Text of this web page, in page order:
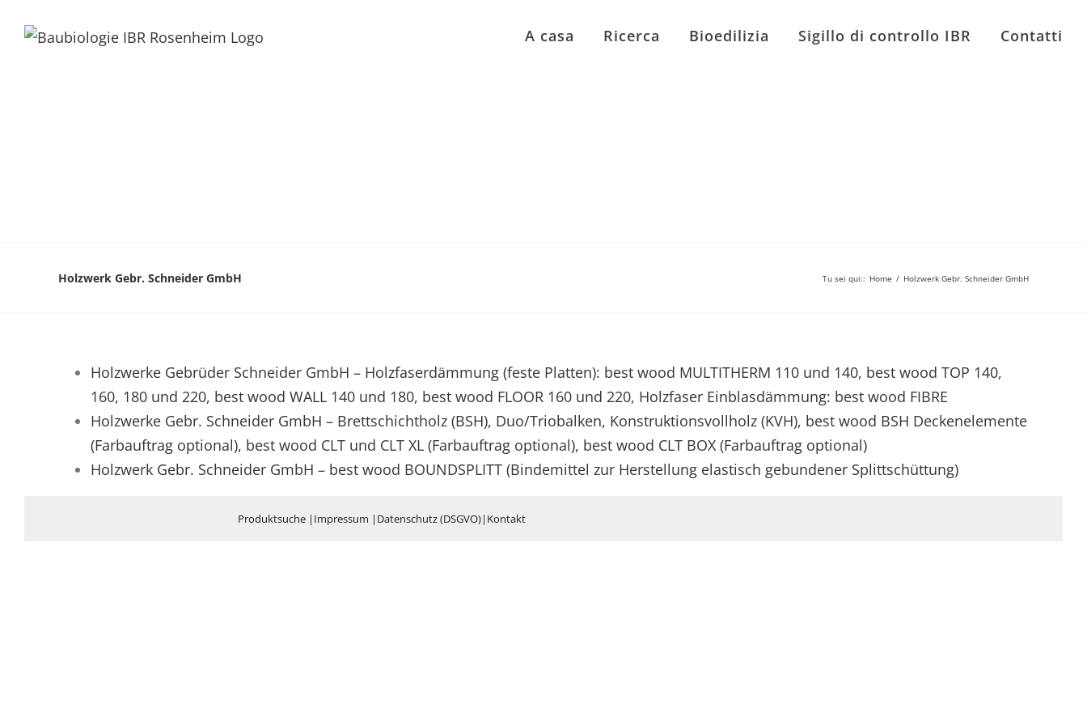
A casa Ricerca Bioedilizia Sigillo di controllo IBR Contatti
Holzwerk Gebr. Schneider GmbH Tu sei qui:: Home / Holzwerk Gebr. Schneider GmbH
Holzwerke Gebrüder Schneider GmbH – Holzfaserdämmung (feste Platten): best wood MULTITHERM 110 und 140, best wood TOP 140,
160, 180 und 220, best wood WALL 140 und 180, best wood FLOOR 160 und 220, Holzfaser Einblasdämmung: best wood FIBRE
Holzwerke Gebr. Schneider GmbH – Brettschichtholz (BSH), Duo/Triobalken, Konstruktionsvollholz (KVH), best wood BSH Deckenelemente
(Farbauftrag optional), best wood CLT und CLT XL (Farbauftrag optional), best wood CLT BOX (Farbauftrag optional)
Holzwerk Gebr. Schneider GmbH – best wood BOUNDSPLITT (Bindemittel zur Herstellung elastisch gebundener Splittschüttung)
Produktsuche| Impressum | Datenschutz (DSGVO)| Kontakt